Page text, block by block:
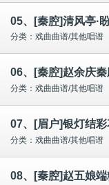
05、[秦腔]清风亭·
分类：戏曲曲谱/其他唱
06、[秦腔]赵余庆
分类：戏曲曲谱/其他唱
分类：戏曲曲谱/其他唱